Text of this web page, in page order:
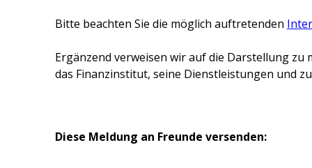
Bitte beachten Sie die möglich auftretenden
Ergänzend verweisen wir auf die Darstellung
das Finanzinstitut, seine Dienstleistungen und
Diese Meldung an Freunde versenden: